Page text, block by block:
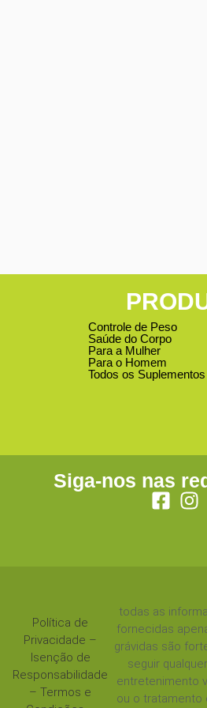
Controle de Peso
Saúde do Corpo
Para a Mulher
Para o Homem
Todos os Suplementos
Siga-nos nas
Política de
Privacidade –
Isenção de
Responsabilidade
–Termos e
todas as
fornecidas
grávidas são
seguir
entretenimento
ou o tratamento